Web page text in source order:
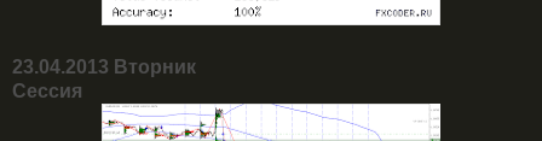
23.04.2013 Вторник
Сессия